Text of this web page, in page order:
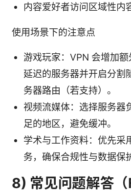
内容爱好者访问区域性内
使用场景下的注意点
游戏玩家：VPN 会增加
延迟的服务器并开启分割
务器路由（若支持）。
视频流媒体：选择服务器
足的地区，避免缓冲。
学术与工作资料：优先采
务，确保合规性与数据保
8) 常见问题解答（